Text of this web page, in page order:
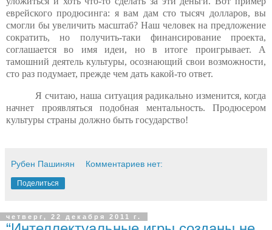
еврейского продюсинга: я вам дам сто тысяч долларов, вы
смогли бы увеличить масштаб? Наш человек на предложение
сократить, но получить-таки финансирование проекта,
соглашается во имя идеи, но в итоге проигрывает. А
тамошний деятель культуры, осознающий свои возможности,
сто раз подумает, прежде чем дать какой-то ответ.
Я считаю, наша ситуация радикально изменится, когда
начнет проявляться подобная ментальность. Продюсером
культуры страны должно быть государство!
Рубен Пашинян Комментариев нет:
Поделиться
четверг, 22 декабря 2011 г.